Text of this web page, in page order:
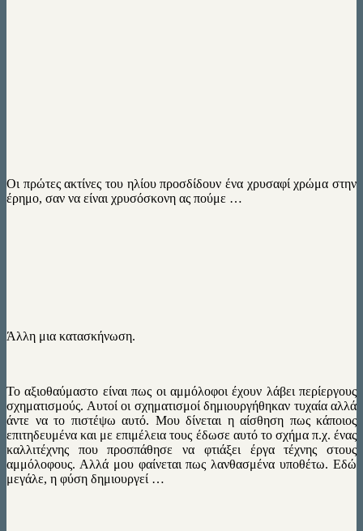
Οι πρώτες ακτίνες του ηλίου προσδίδουν ένα χρυσαφί χρώμα στην
έρημο, σαν να είναι χρυσόσκονη ας πούμε …
Άλλη μια κατασκήνωση.
Το αξιοθαύμαστο είναι πως οι αμμόλοφοι έχουν λάβει περίεργους
σχηματισμούς. Αυτοί οι σχηματισμοί δημιουργήθηκαν τυχαία αλλά
άντε να το πιστέψω αυτό. Μου δίνεται η αίσθηση πως κάποιος
επιτηδευμένα και με επιμέλεια τους έδωσε αυτό το σχήμα π.χ. ένας
καλλιτέχνης που προσπάθησε να φτιάξει έργα τέχνης στους
αμμόλοφους. Αλλά μου φαίνεται πως λανθασμένα υποθέτω. Εδώ
μεγάλε, η φύση δημιουργεί …